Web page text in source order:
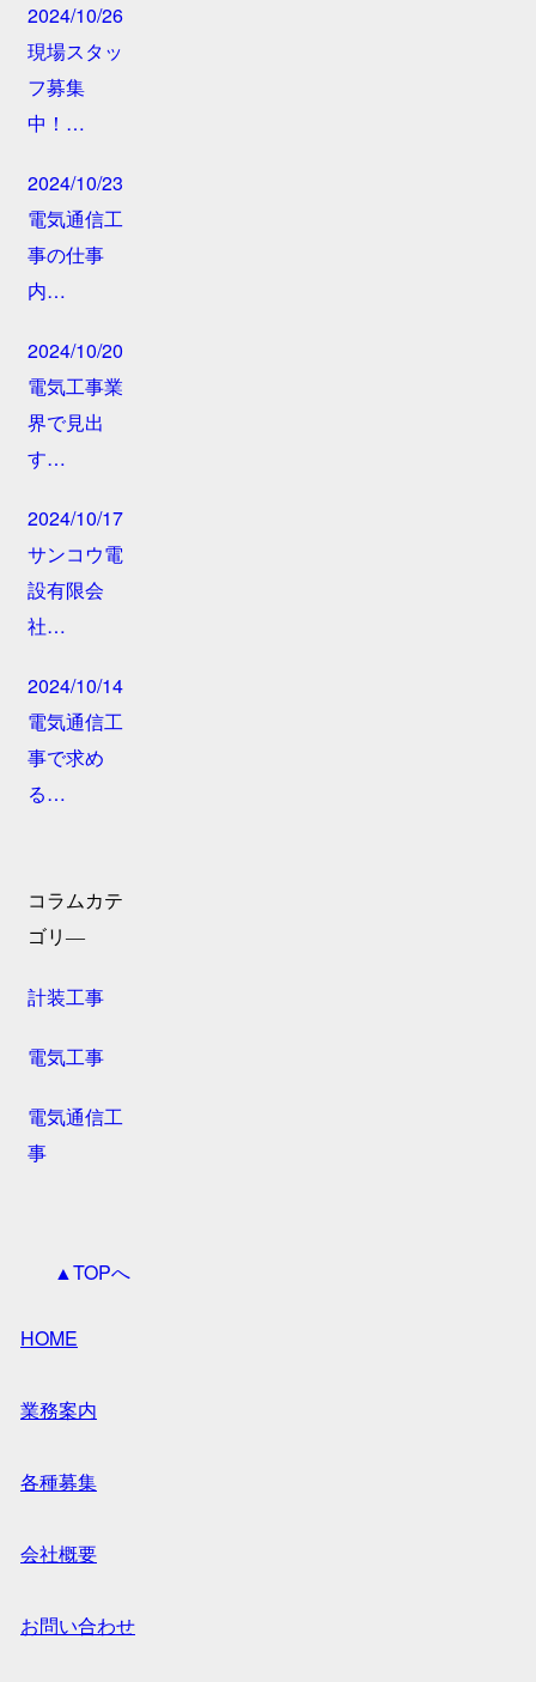
2024/10/26
現場スタッ
フ募集
中！…
2024/10/23
電気通信工
事の仕事
内…
2024/10/20
電気工事業
界で見出
す…
2024/10/17
サンコウ電
設有限会
社…
2024/10/14
電気通信工
事で求め
る…
コラムカテ
ゴリ―
計装工事
電気工事
電気通信工
事
▲TOPへ
HOME
業務案内
各種募集
会社概要
お問い合わせ